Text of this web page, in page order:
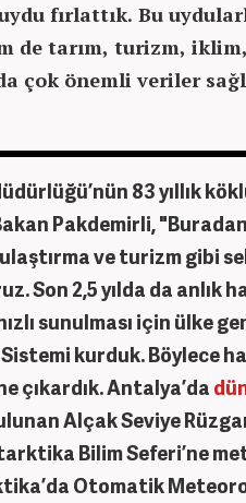
fırlattık. Bu
de tarım, turizm,
çok önemli veriler
83 yıllık
Pakdemirli,
ulaştırma ve turizm gibi
Son 2,5 yılda da anlık
sunulması için ülke
kurduk. Böylece
çıkardık. Antalya’da
Alçak Seviye Rüzgar
Bilim Seferi’ne
Otomatik